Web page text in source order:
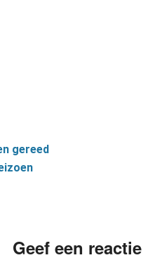
gereed
Geef een reactie